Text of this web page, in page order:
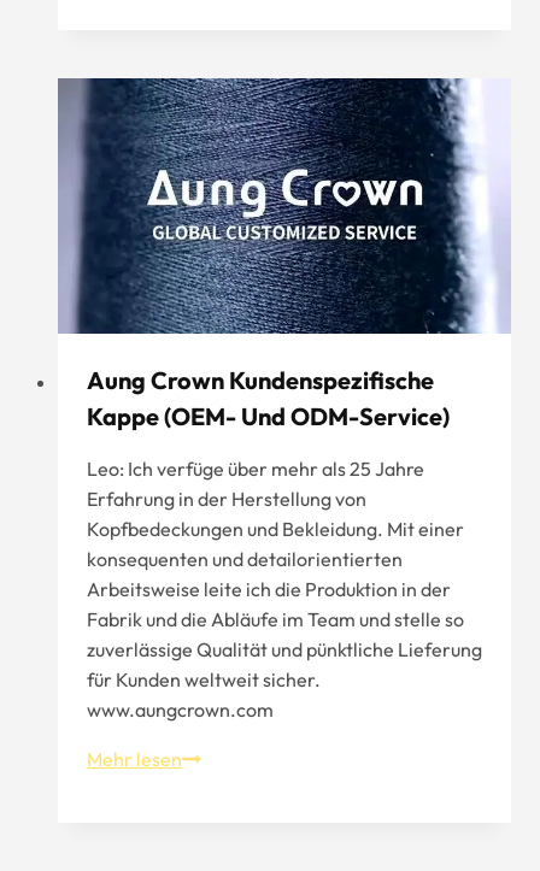
Aung
Crown
individuelle
Kleidung
herstellen?
Aung Crown Kundenspezifische
Kappe (OEM- Und ODM-Service)
Leo: Ich verfüge über mehr als 25 Jahre
Erfahrung in der Herstellung von
Kopfbedeckungen und Bekleidung. Mit einer
konsequenten und detailorientierten
Arbeitsweise leite ich die Produktion in der
Fabrik und die Abläufe im Team und stelle so
zuverlässige Qualität und pünktliche Lieferung
für Kunden weltweit sicher.
www.aungcrown.com
Mehr lesenAung